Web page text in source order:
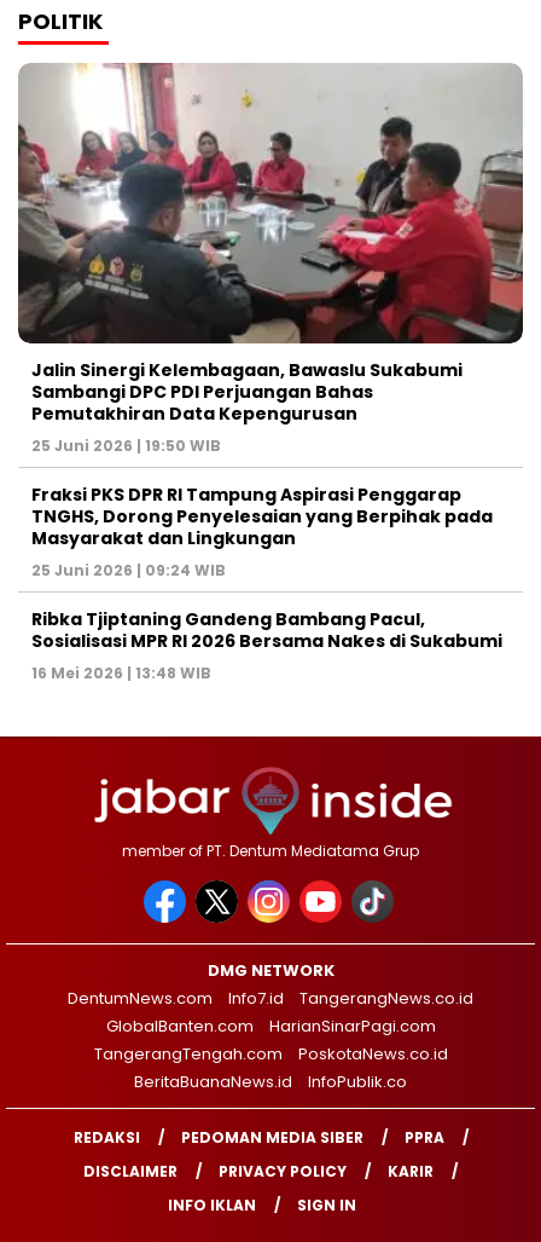
POLITIK
Jalin Sinergi Kelembagaan, Bawaslu Sukabumi
Sambangi DPC PDI Perjuangan Bahas
Pemutakhiran Data Kepengurusan
25 Juni 2026 | 19:50 WIB
‎Fraksi PKS DPR RI Tampung Aspirasi Penggarap
TNGHS, Dorong Penyelesaian yang Berpihak pada
Masyarakat dan Lingkungan‎
25 Juni 2026 | 09:24 WIB
Ribka Tjiptaning Gandeng Bambang Pacul,
Sosialisasi MPR RI 2026 Bersama Nakes di Sukabumi
16 Mei 2026 | 13:48 WIB
member of PT. Dentum Mediatama Grup
DMG NETWORK
DentumNews.com
Info7.id
TangerangNews.co.id
GlobalBanten.com
HarianSinarPagi.com
TangerangTengah.com
PoskotaNews.co.id
BeritaBuanaNews.id
InfoPublik.co
REDAKSI PEDOMAN MEDIA SIBER
PPRA
DISCLAIMER
PRIVACY POLICY
KARIR
INFO IKLAN
SIGN IN